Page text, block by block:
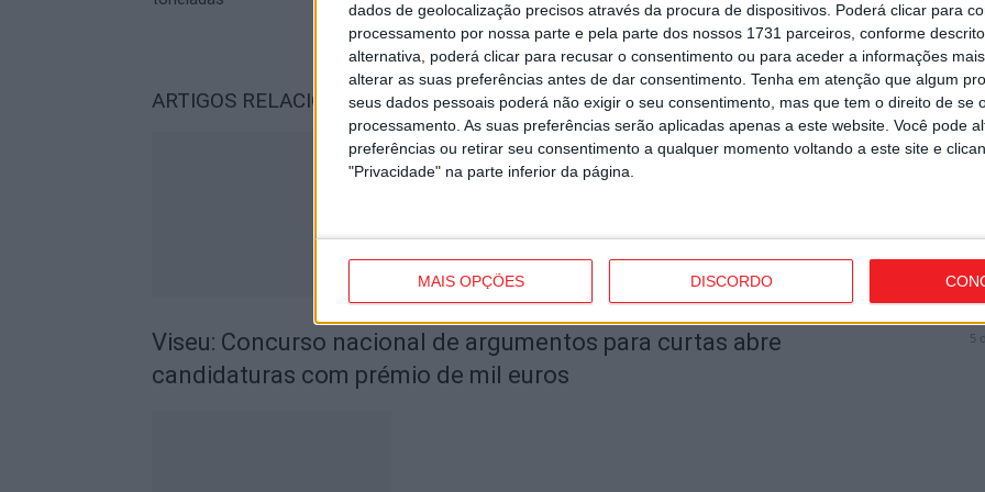
dados de geolocalização precisos através da procura de dispositivos. Poderá clicar para
processamento por nossa parte e pela parte dos nossos 1731 parceiros, conforme
alternativa, poderá clicar para recusar o consentimento ou para aceder a informações
alterar as suas preferências antes de dar consentimento. Tenha em atenção que algum
seus dados pessoais poderá não exigir o seu consentimento, mas que tem o direito de se
processamento. As suas preferências serão aplicadas apenas a este website. Você pode
preferências ou retirar seu consentimento a qualquer momento voltando a este site e
"Privacidade" na parte inferior da página.
MAIS OPÇÕES DISCORDO
ARTIGOS RELACIONADOSMais do autor
Viseu: Concurso nacional de argumentos para curtas abre
candidaturas com prémio de mil euros
5